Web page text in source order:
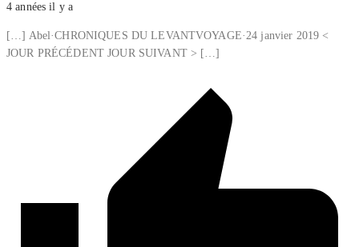
4 années il y a
[…] Abel·CHRONIQUES DU LEVANTVOYAGE·24 janvier 2019 <
JOUR PRÉCÉDENT JOUR SUIVANT > […]